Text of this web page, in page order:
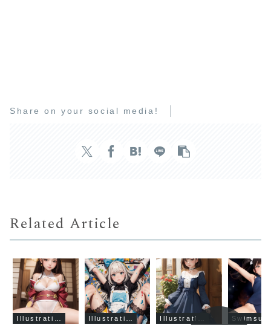
Share on your social media!
Related Article
Swimsuit